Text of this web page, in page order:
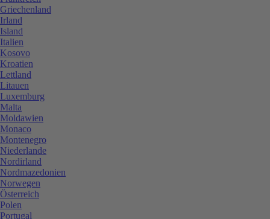
Griechenland
Irland
Island
Italien
Kosovo
Kroatien
Lettland
Litauen
Luxemburg
Malta
Moldawien
Monaco
Montenegro
Niederlande
Nordirland
Nordmazedonien
Norwegen
Österreich
Polen
Portugal